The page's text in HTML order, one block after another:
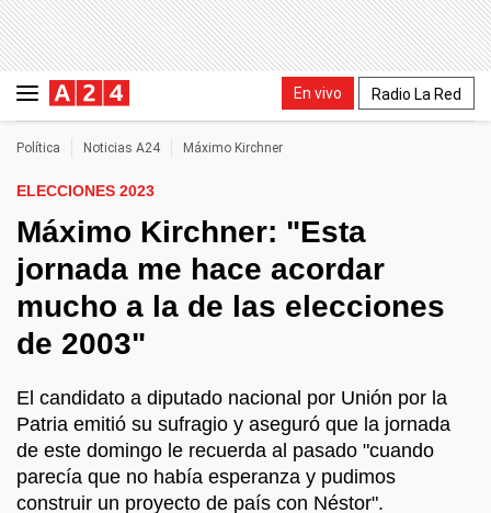
En vivo Radio La Red
Política Noticias A24 Máximo Kirchner
ELECCIONES 2023
Máximo Kirchner: "Esta
jornada me hace acordar
mucho a la de las elecciones
de 2003"
El candidato a diputado nacional por Unión por la
Patria emitió su sufragio y aseguró que la jornada
de este domingo le recuerda al pasado "cuando
parecía que no había esperanza y pudimos
construir un proyecto de país con Néstor".